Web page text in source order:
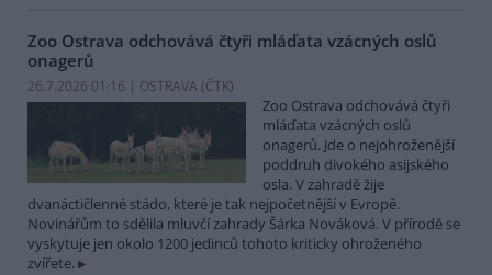
Zoo Ostrava odchovává čtyři mláďata vzácných oslů
onagerů
26.7.2026 01:16 | OSTRAVA (ČTK)
Zoo Ostrava odchovává čtyři
mláďata vzácných oslů
onagerů. Jde o nejohroženější
poddruh divokého asijského
osla. V zahradě žije
dvanáctičlenné stádo, které je tak nejpočetnější v Evropě.
Novinářům to sdělila mluvčí zahrady Šárka Nováková. V přírodě se
vyskytuje jen okolo 1200 jedinců tohoto kriticky ohroženého
zvířete.